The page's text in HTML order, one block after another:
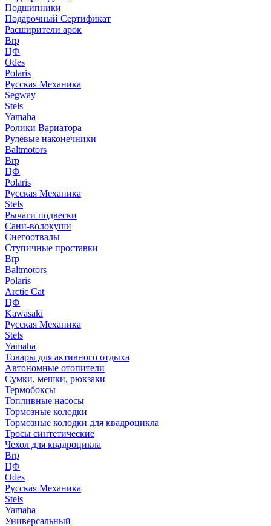
Подшипники
Подарочный Сертификат
Расширители арок
Brp
ЦФ
Odes
Polaris
Русская Механика
Segway
Stels
Yamaha
Ролики Вариатора
Рулевые наконечники
Baltmotors
Brp
ЦФ
Polaris
Русская Механика
Stels
Рычаги подвески
Сани-волокуши
Снегоотвалы
Ступичные проставки
Brp
Baltmotors
Polaris
Arctic Cat
ЦФ
Kawasaki
Русская Механика
Stels
Yamaha
Товары для активного отдыха
Автономные отопители
Сумки, мешки, рюкзаки
Термобоксы
Топливные насосы
Тормозные колодки
Тормозные колодки для квадроцикла
Тросы синтетические
Чехол для квадроцикла
Brp
ЦФ
Odes
Русская Механика
Stels
Yamaha
Универсальный